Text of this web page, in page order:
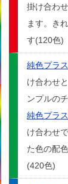
掛け合わ
ます。き
す(120色)
純色プラ
け合わせ
ンプルの
純色プラ
け合わせ
た色の配
(420色)